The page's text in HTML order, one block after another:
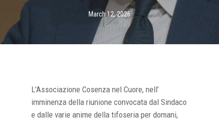
March 12, 2026
L’Associazione Cosenza nel Cuore, nell’
imminenza della riunione convocata dal Sindaco
e dalle varie anime della tifoseria per domani,